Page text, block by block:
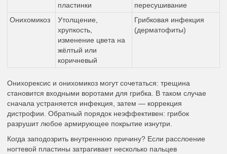
пластинки
пересушивание
Онихомикоз
Утолщение,
хрупкость,
изменение цвета на
жёлтый или
коричневый
Грибковая инфекция
(дерматофиты)
Онихорексис и онихомикоз могут сочетаться: трещина
становится входными воротами для грибка. В таком случае
сначала устраняется инфекция, затем — коррекция
дистрофии. Обратный порядок неэффективен: грибок
разрушит любое армирующее покрытие изнутри.
Когда заподозрить внутреннюю причину? Если расслоение
ногтевой пластины затрагивает несколько пальцев